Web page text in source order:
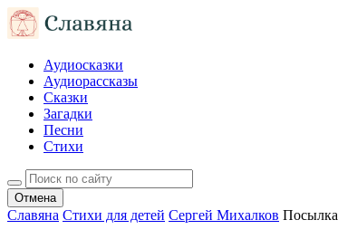
Аудиосказки
Аудиорассказы
Сказки
Загадки
Песни
Стихи
Отмена
Славяна Стихи для детей Сергей Михалков Посылка